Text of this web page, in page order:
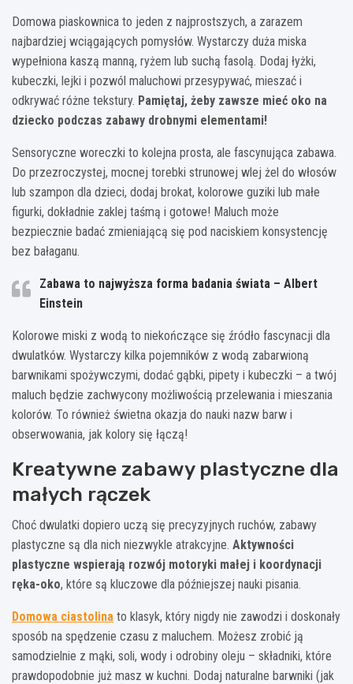
Domowa piaskownica to jeden z najprostszych, a zarazem
najbardziej wciągających pomysłów. Wystarczy duża miska
wypełniona kaszą manną, ryżem lub suchą fasolą. Dodaj łyżki,
kubeczki, lejki i pozwól maluchowi przesypywać, mieszać i
odkrywać różne tekstury. Pamiętaj, żeby zawsze mieć oko na
dziecko podczas zabawy drobnymi elementami!
Sensoryczne woreczki to kolejna prosta, ale fascynująca zabawa.
Do przezroczystej, mocnej torebki strunowej wlej żel do włosów
lub szampon dla dzieci, dodaj brokat, kolorowe guziki lub małe
figurki, dokładnie zaklej taśmą i gotowe! Maluch może
bezpiecznie badać zmieniającą się pod naciskiem konsystencję
bez bałaganu.
Zabawa to najwyższa forma badania świata – Albert
Einstein
Kolorowe miski z wodą to niekończące się źródło fascynacji dla
dwulatków. Wystarczy kilka pojemników z wodą zabarwioną
barwnikami spożywczymi, dodać gąbki, pipety i kubeczki – a twój
maluch będzie zachwycony możliwością przelewania i mieszania
kolorów. To również świetna okazja do nauki nazw barw i
obserwowania, jak kolory się łączą!
Kreatywne zabawy plastyczne dla
małych rączek
Choć dwulatki dopiero uczą się precyzyjnych ruchów, zabawy
plastyczne są dla nich niezwykle atrakcyjne. Aktywności
plastyczne wspierają rozwój motoryki małej i koordynacji
ręka-oko, które są kluczowe dla późniejszej nauki pisania.
Domowa ciastolina to klasyk, który nigdy nie zawodzi i doskonały
sposób na spędzenie czasu z maluchem. Możesz zrobić ją
samodzielnie z mąki, soli, wody i odrobiny oleju – składniki, które
prawdopodobnie już masz w kuchni. Dodaj naturalne barwniki (jak